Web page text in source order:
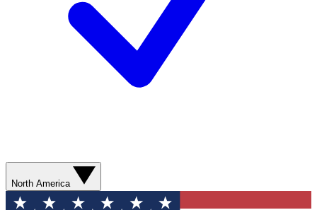
North America